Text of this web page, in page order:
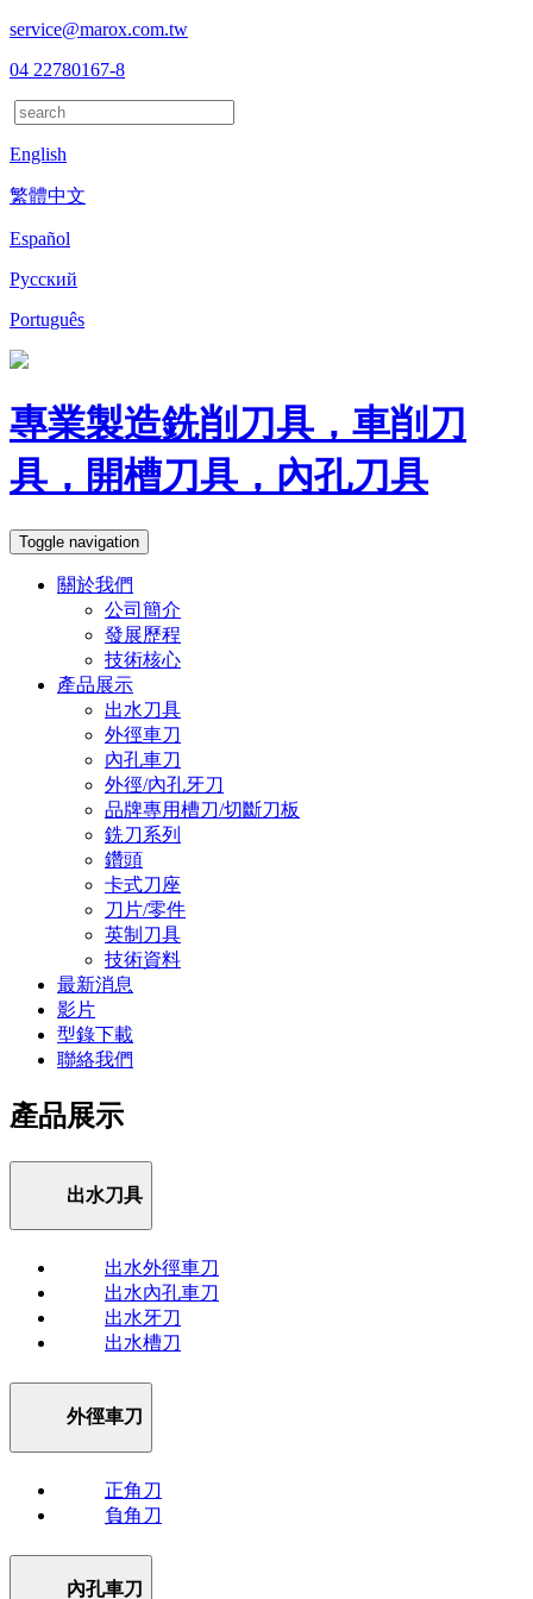
service@marox.com.tw
04 22780167-8
English
繁體中文
Español
Русский
Português
專業製造銑削刀具，車削刀
具，開槽刀具，內孔刀具
Toggle navigation
關於我們
公司簡介
發展歷程
技術核心
產品展示
出水刀具
外徑車刀
內孔車刀
外徑/內孔牙刀
品牌專用槽刀/切斷刀板
銑刀系列
鑽頭
卡式刀座
刀片/零件
英制刀具
技術資料
最新消息
影片
型錄下載
聯絡我們
產品展示
出水刀具
出水外徑車刀
出水內孔車刀
出水牙刀
出水槽刀
外徑車刀
正角刀
負角刀
內孔車刀